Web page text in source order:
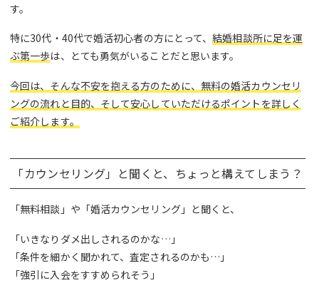
す。
特に30代・40代で婚活初心者の方にとって、結婚相談所に足を運
ぶ第一歩は、とても勇気がいることだと思います。
今回は、そんな不安を抱える方のために、無料の婚活カウンセリ
ングの流れと目的、そして安心していただけるポイントを詳しく
ご紹介します。
「カウンセリング」と聞くと、ちょっと構えてしまう？
「無料相談」や「婚活カウンセリング」と聞くと、
「いきなりダメ出しされるのかな…」
「条件を細かく聞かれて、査定されるのかも…」
「強引に入会をすすめられそう」